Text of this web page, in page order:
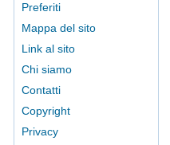
Preferiti
Mappa del sito
Link al sito
Chi siamo
Contatti
Copyright
Privacy